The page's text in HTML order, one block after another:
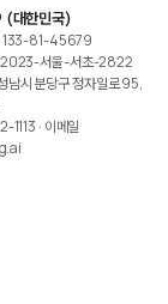
대한민국)
133-81-45679
2023-서울-서초-2822
남시 분당구 정자일로 95,
1113 · 이메일